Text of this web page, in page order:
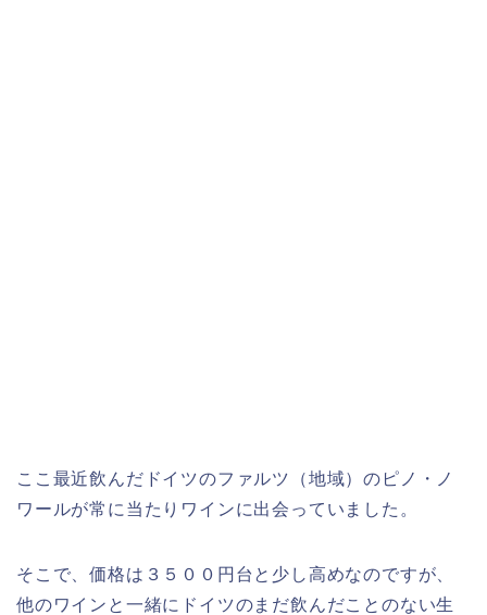
ここ最近飲んだドイツのファルツ（地域）のピノ・ノ
ワールが常に当たりワインに出会っていました。
そこで、価格は３５００円台と少し高めなのですが、
他のワインと一緒にドイツのまだ飲んだことのない生